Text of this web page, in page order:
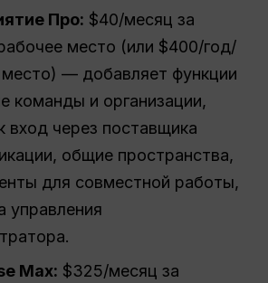
Про: $40/месяц за
место (или $400/год/
— добавляет функции
команды и организации,
вход через поставщика
общие пространства,
для совместной работы,
управления
Max: $325/месяц за